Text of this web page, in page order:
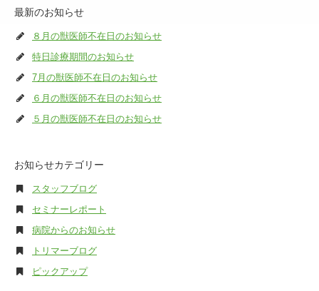
最新のお知らせ
８月の獣医師不在日のお知らせ
特日診療期間のお知らせ
7月の獣医師不在日のお知らせ
６月の獣医師不在日のお知らせ
５月の獣医師不在日のお知らせ
お知らせカテゴリー
スタッフブログ
セミナーレポート
病院からのお知らせ
トリマーブログ
ピックアップ